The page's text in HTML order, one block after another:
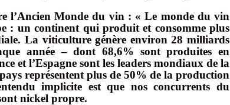
l’Ancien Monde du vin : « Le monde du vin
: un continent qui produit et consomme plus
La viticulture génère environ 28 milliards
année – dont 68,6% sont produites en
et l’Espagne sont les leaders mondiaux de la
représentent plus de 50% de la production
implicite est que nos concurrents du
nickel propre.